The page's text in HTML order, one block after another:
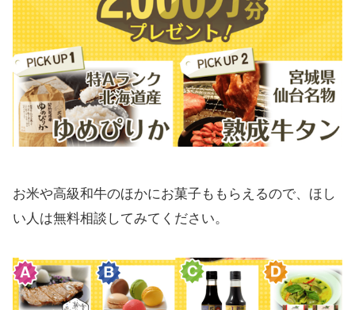
お米や高級和牛のほかにお菓子ももらえるので、ほし
い人は無料相談してみてください。